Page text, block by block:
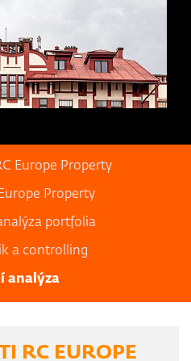
Europe Property
Property
portfolia
a controlling
analýza
RC EUROPE